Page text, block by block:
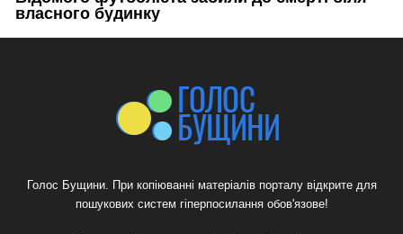
Голос Бущини. При копіюванні матеріалів порталу відкрите для
пошукових систем гіперпосилання обов'язове!